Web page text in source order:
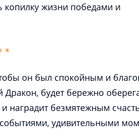
жизни победами и
он был спокойным и
будет бережно
наградит безмятежным
удивительными